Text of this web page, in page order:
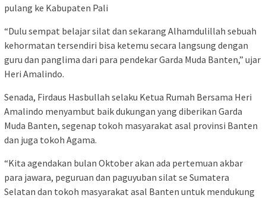
pulang ke Kabupaten Pali
“Dulu sempat belajar silat dan sekarang Alhamdulillah sebuah
kehormatan tersendiri bisa ketemu secara langsung dengan
guru dan panglima dari para pendekar Garda Muda Banten,” ujar
Heri Amalindo.
Senada, Firdaus Hasbullah selaku Ketua Rumah Bersama Heri
Amalindo menyambut baik dukungan yang diberikan Garda
Muda Banten, segenap tokoh masyarakat asal provinsi Banten
dan juga tokoh Agama.
“Kita agendakan bulan Oktober akan ada pertemuan akbar
para jawara, peguruan dan paguyuban silat se Sumatera
Selatan dan tokoh masyarakat asal Banten untuk mendukung